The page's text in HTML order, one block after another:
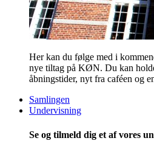
Her kan du følge med i
nye tiltag på KØN. Du kan
åbningstider, nyt fra caféen og
Samlingen
Undervisning
Se og tilmeld dig et af vores